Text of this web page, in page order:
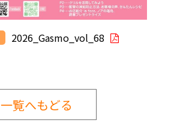
2026_Gasmo_vol_68
一覧へもどる